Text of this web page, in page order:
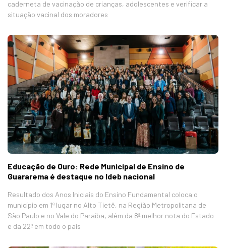
caderneta de vacinação de crianças, adolescentes e verificar a
situação vacinal dos moradores
Educação de Ouro: Rede Municipal de Ensino de
Guararema é destaque no Ideb nacional
Resultado dos Anos Iniciais do Ensino Fundamental coloca o
município em 1º lugar no Alto Tietê, na Região Metropolitana de
São Paulo e no Vale do Paraíba, além da 8ª melhor nota do Estado
e da 22º em todo o país